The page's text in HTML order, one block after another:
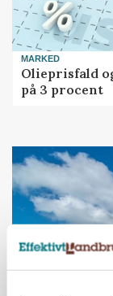
MARKED
Olieprisfald
på 3 procent